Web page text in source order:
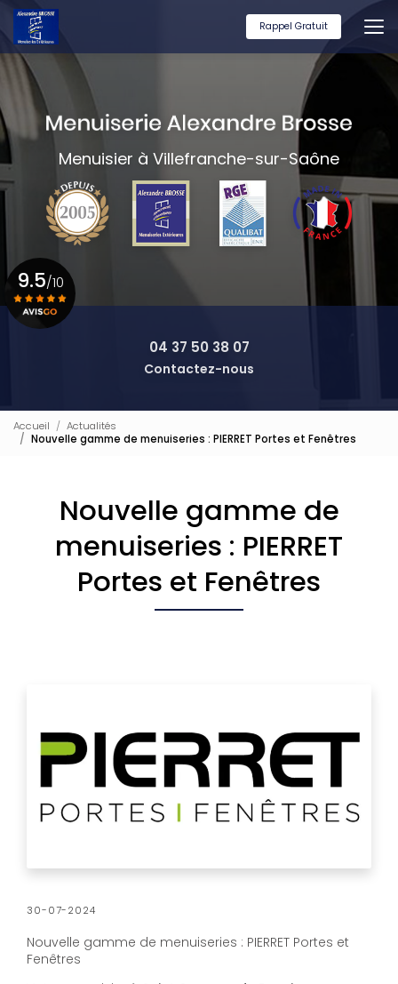
Aller
contenu
principal
Rappel Gratuit
Menuisier à Villefranche-sur-Saône
04 37 50 38 07
Contactez-nous
9.5/10
Accueil
Actualités
Nouvelle gamme de menuiseries : PIERRET Portes et Fenêtres
Nouvelle gamme de
menuiseries : PIERRET
Portes et Fenêtres
30-07-2024
Nouvelle gamme de menuiseries : PIERRET Portes et
Fenêtres